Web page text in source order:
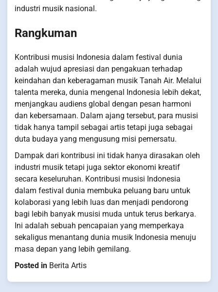
industri musik nasional.
Rangkuman
Kontribusi musisi Indonesia dalam festival dunia
adalah wujud apresiasi dan pengakuan terhadap
keindahan dan keberagaman musik Tanah Air. Melalui
talenta mereka, dunia mengenal Indonesia lebih dekat,
menjangkau audiens global dengan pesan harmoni
dan kebersamaan. Dalam ajang tersebut, para musisi
tidak hanya tampil sebagai artis tetapi juga sebagai
duta budaya yang mengusung misi pemersatu.
Dampak dari kontribusi ini tidak hanya dirasakan oleh
industri musik tetapi juga sektor ekonomi kreatif
secara keseluruhan. Kontribusi musisi Indonesia
dalam festival dunia membuka peluang baru untuk
kolaborasi yang lebih luas dan menjadi pendorong
bagi lebih banyak musisi muda untuk terus berkarya.
Ini adalah sebuah pencapaian yang memperkaya
sekaligus menantang dunia musik Indonesia menuju
masa depan yang lebih gemilang.
Posted in Berita Artis